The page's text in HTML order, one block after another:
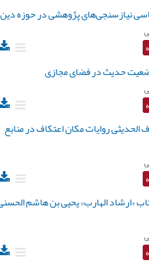
نیازسنجی‌های پژوهشی در حوزه دین
حدیث در فضای مجازی
الحدیثی روایات مکان اعتکاف در منابع
«ارشاد الهارب» یحیی بن هاشم الحسنی